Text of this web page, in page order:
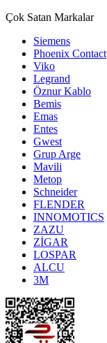
Çok Satan Markalar
Siemens
Phoenix Contact
Viko
Legrand
Öznur Kablo
Bemis
Emas
Entes
Gwest
Grup Arge
Mavili
Metop
Schneider
FLENDER
INNOMOTICS
ZAZU
ZİGAR
LOSPAR
ALCU
3M